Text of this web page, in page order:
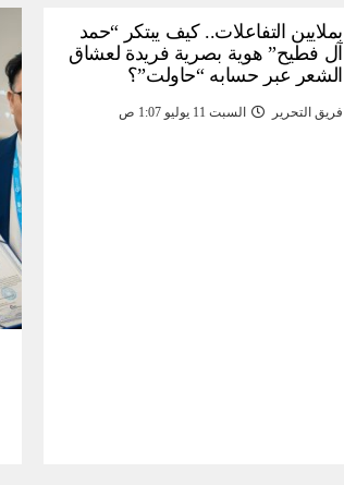
بملايين التفاعلات.. كيف يبتكر “حمد
آل فطيح” هوية بصرية فريدة لعشاق
الشعر عبر حسابه “حاولت”؟
فريق التحرير السبت 11 يوليو 1:07 ص